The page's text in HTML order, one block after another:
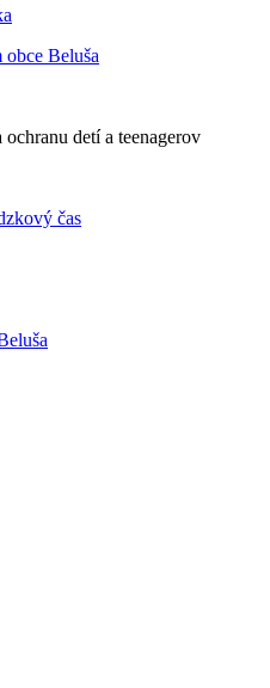
Beluša
ochranu detí a teenagerov
čas